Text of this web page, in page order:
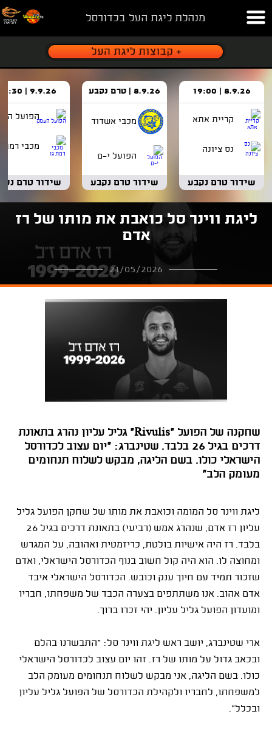
מנהלת ליגת העל בכדורסל
8.9.26 | 19:00
קריית אתא
נס ציונה
שידור טרם נקבע
8.9.26 | טרם נקבע
מכבי אשדוד
הפועל י-ם
שידור טרם נקבע
9.9.26 | 18:30
הפועל
מכבי רמת
שידור טרם
ליגת ווינר סל כואבת את מותו של רז
אדם
21/05/2026
שחקנה של הפועל "Rivulis" גליל עליון נהרג בתאונת
דרכים בגיל 26 בלבד. שטינברג: "יום עצוב לכדורסל
הישראלי כולו. בשם הליגה, מבקש לשלוח תנחומים
מעומק הלב״
ליגת ווינר סל המומה וכואבת את מותו של שחקן הפועל גליל
עליון רז אדם, שנהרג אמש (רביעי) בתאונת דרכים בגיל 26
בלבד. רז היה אישיות בולטת, כריזמטית ואהובה, על המגרש
ומחוצה לו. הוא היה קול חשוב בנוף הכדורסל הישראלי, ואדם
שזכור תמיד עם חיוך ענק וכובש. הכדורסל הישראלי איבד
אדם אהוב. אנו משתתפים בצערה הכבד של משפחתו, חבריו
ומועדון הפועל גליל עליון. יהי זכרו ברוך.
ארי שטינברג, יושב ראש ליגת ווינר סל: "התבשרנו בהלם
ובכאב גדול על מותו של רז. זהו יום עצוב לכדורסל הישראלי
כולו. בשם הליגה, אני מבקש לשלוח תנחומים מעומק הלב
למשפחתו, לחבריו ולקהילת הכדורסל של הפועל גליל עליון
ובכלל".